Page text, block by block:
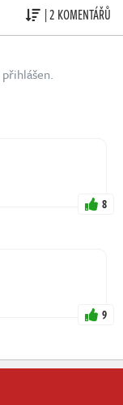
| 2 KOMENTÁŘŮ
8
9